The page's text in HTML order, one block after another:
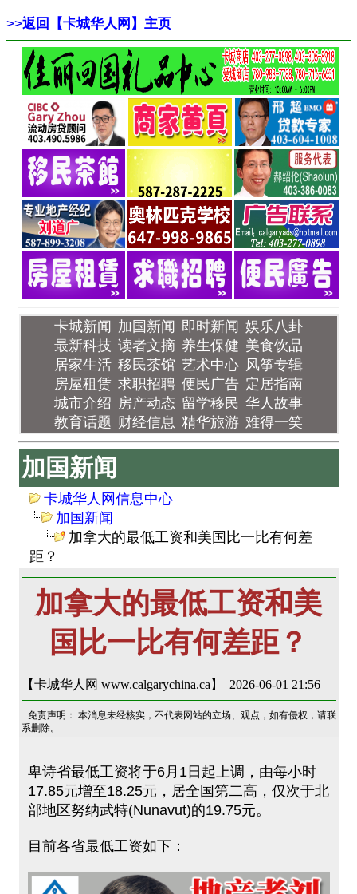
>>返回【卡城华人网】主页
卡城新闻 加国新闻 即时新闻 娱乐八卦
最新科技 读者文摘 养生保健 美食饮品
居家生活 移民茶馆 艺术中心 风筝专辑
房屋租赁 求职招聘 便民广告 定居指南
城市介绍 房产动态 留学移民 华人故事
教育话题 财经信息 精华旅游 难得一笑
加国新闻
卡城华人网信息中心
加国新闻
加拿大的最低工资和美国比一比有何差
距？
加拿大的最低工资和美
国比一比有何差距？
【卡城华人网 www.calgarychina.ca】 2026-06-01 21:56
免责声明： 本消息未经核实，不代表网站的立场、观点，如有侵权，请联
系删除。
卑诗省最低工资将于6月1日起上调，由每小时
17.85元增至18.25元，居全国第二高，仅次于北
部地区努纳武特(Nunavut)的19.75元。
目前各省最低工资如下：